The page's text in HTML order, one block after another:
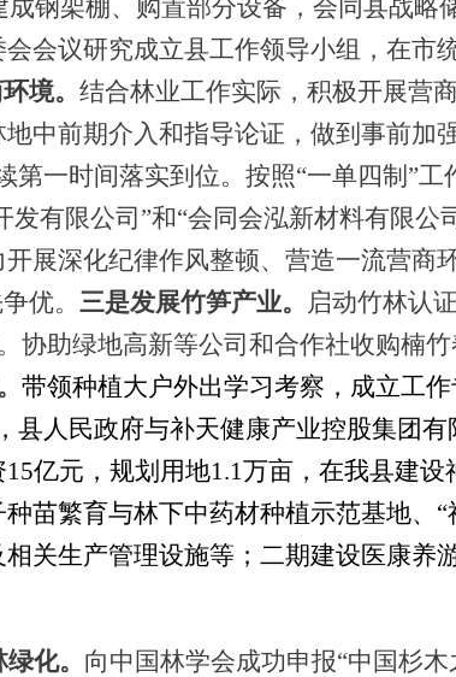
成钢架棚 、 购置部分设备 ，会同县战略
会议研究成立县工作领导小组，在市
境。 结合林业工作实际，积极开展营
中前期介入和指导论证，做到事前加
一时间落实到位。按照“一单四制”工
有限公司”和“会同会泓新材料有限公
开展深化纪律作风整顿、营造一流营商
优。 三是发展竹笋产业。 启动竹林认
协助绿地高新等公司 和合作社收购楠
带领种植大户外出学习考察， 成立工作
县人民政府与补天健康产业控股集团
亿元，规划用地1.1万亩，在我县建
苗繁育与林下中药材种植示范基地、
关生产管理设施等；二期建设医康养
化。 向中国林学会成功申报“中国杉木